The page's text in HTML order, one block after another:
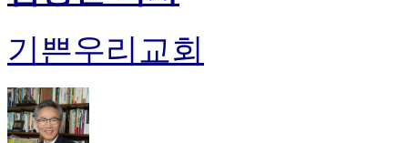
기쁜우리교회